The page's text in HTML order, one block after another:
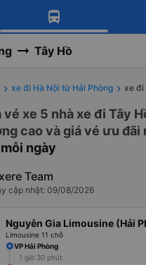
Tải app Vexere ngay!
Nhận ưu đãi thành viên độc
Tải app Vexere
-30k/ghế khi đặt vé máy bay
Tây Hồ
xe đi Hà Nội từ Hải Phòng xe đi
xe 5 nhà xe đi Tây
cao và giá vé ưu đãi
ngày
Team
cập nhật: 09/08/2026
Nguyễn Gia Limousine (Hải
Limousine 11 chỗ
VP Hải Phòng
1 giờ 30 phút